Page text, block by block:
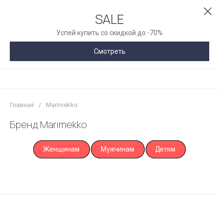
SALE
Успей купить со скидкой до -70%
Смотреть
Главная / Marimekko
Бренд Marimekko